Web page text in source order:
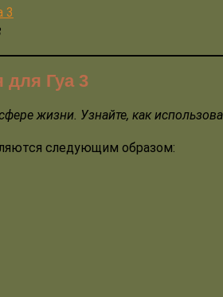
для Гуа 3
жизни. Узнайте, как
следующим образом: